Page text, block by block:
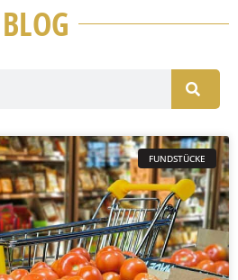
BLOG
FUNDSTÜCKE